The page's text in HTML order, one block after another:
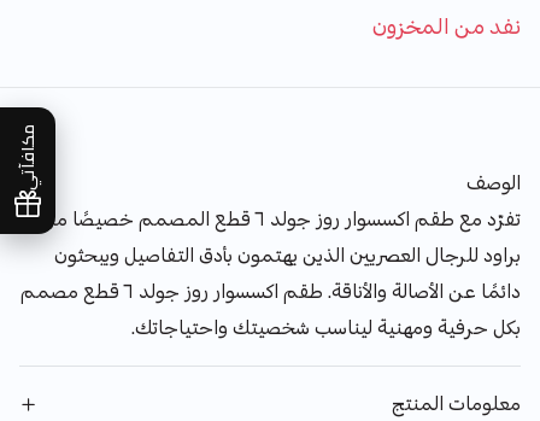
مكافآتي
نفد من المخزون
الوصف
تفرّد مع طقم اكسسوار روز جولد ٦ قطع المصمم خصيصًا من
براود للرجال العصريين الذين يهتمون بأدق التفاصيل ويبحثون
دائمًا عن الأصالة والأناقة. طقم اكسسوار روز جولد ٦ قطع مصمم
بكل حرفية ومهنية ليناسب شخصيتك واحتياجاتك.
معلومات المنتج